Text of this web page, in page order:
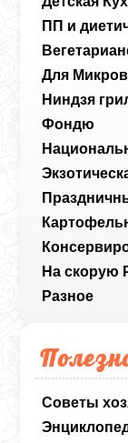
ПП и
Для
Ниндзя
Фондю
На скорую
Разное
Советы